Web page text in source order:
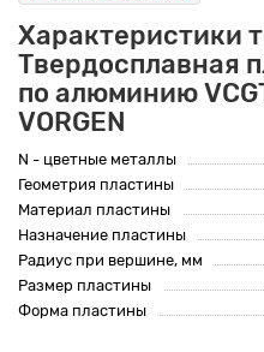
Характеристики
Твердосплавная
по алюминию
VORGEN
N - цветные металлы
Геометрия пластины
Материал пластины
Назначение пластины
Радиус при вершине, мм
Размер пластины
Форма пластины